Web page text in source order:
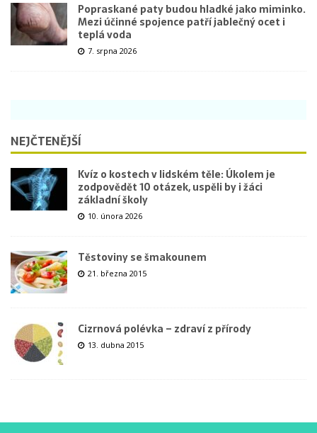
Popraskané paty budou hladké jako miminko.
Mezi účinné spojence patří jablečný ocet i
teplá voda
7. srpna 2026
NEJČTENĚJŠÍ
Kvíz o kostech v lidském těle: Úkolem je
zodpovědět 10 otázek, uspěli by i žáci
základní školy
10. února 2026
Těstoviny se šmakounem
21. března 2015
Cizrnová polévka – zdraví z přírody
13. dubna 2015